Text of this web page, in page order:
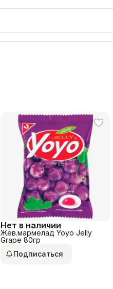
Нет в наличии
Жев.мармелад Yoyo Jelly
Grape 80гр
Подписаться